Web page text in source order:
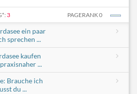
3 PAGERANK 0
ein paar
sprechen ...
kaufen
...
Brauche ich
du ...